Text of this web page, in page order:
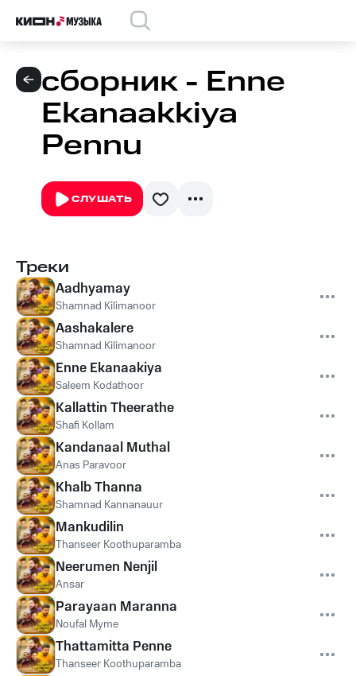
сборник - Enne
Ekanaakkiya
Pennu
СЛУШАТЬ
Треки
Aadhyamay
Shamnad Kilimanoor
Aashakalere
Shamnad Kilimanoor
Enne Ekanaakiya
Saleem Kodathoor
Kallattin Theerathe
Shafi Kollam
Kandanaal Muthal
Anas Paravoor
Khalb Thanna
Shamnad Kannanauur
Mankudilin
Thanseer Koothuparamba
Neerumen Nenjil
Ansar
Parayaan Maranna
Noufal Myme
Thattamitta Penne
Thanseer Koothuparamba